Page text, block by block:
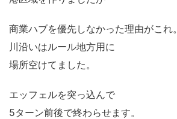
商業ハブを優先しなかった理由がこれ。
川沿いはルール地方用に
場所空けてました。
エッフェルを突っ込んで
5ターン前後で終わらせます。